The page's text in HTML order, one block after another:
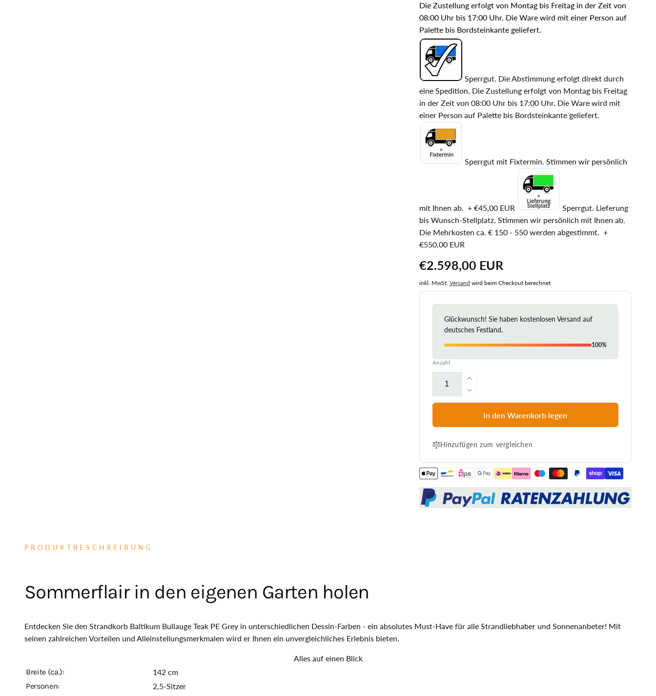
Die Zustellung erfolgt von Montag bis Freitag in der Zeit von
08:00 Uhr bis 17:00 Uhr. Die Ware wird mit einer Person auf
Palette bis Bordsteinkante geliefert.
Sperrgut. Die Abstimmung erfolgt direkt durch
eine Spedition. Die Zustellung erfolgt von Montag bis Freitag
in der Zeit von 08:00 Uhr bis 17:00 Uhr. Die Ware wird mit
einer Person auf Palette bis Bordsteinkante geliefert.
Sperrgut mit Fixtermin. Stimmen wir persönlich
mit Ihnen ab. + €45,00 EUR
Sperrgut. Lieferung
bis Wunsch-Stellplatz. Stimmen wir persönlich mit Ihnen ab.
Die Mehrkosten ca. € 150 - 550 werden abgestimmt. +
€550,00 EUR
Normaler
Preis
€2.598,00 EUR
inkl. MwSt. Versand wird beim Checkout berechnet
Glückwunsch! Sie haben kostenlosen Versand auf
deutsches Festland.
100%
Anzahl
Erhöhe
die
Menge
Bullaugen
Geflecht
PE
grey
2,5-
Sitzer
Verringere
die
Menge
für
Baltikum
Teak
Geflecht
PE
grey
2,5-
In den Warenkorb legen
Hinzufügen zum vergleichen
PRODUKTBESCHREIBUNG
Sommerflair in den eigenen Garten holen
Entdecken Sie den Strandkorb Baltikum Bullauge Teak PE Grey in unterschiedlichen Dessin-Farben - ein absolutes Must-Have für alle Strandliebhaber und Sonnenanbeter! Mit
seinen zahlreichen Vorteilen und Alleinstellungsmerkmalen wird er Ihnen ein unvergleichliches Erlebnis bieten.
Alles auf einen Blick
Breite (ca.):
142 cm
Personen:
2,5-Sitzer